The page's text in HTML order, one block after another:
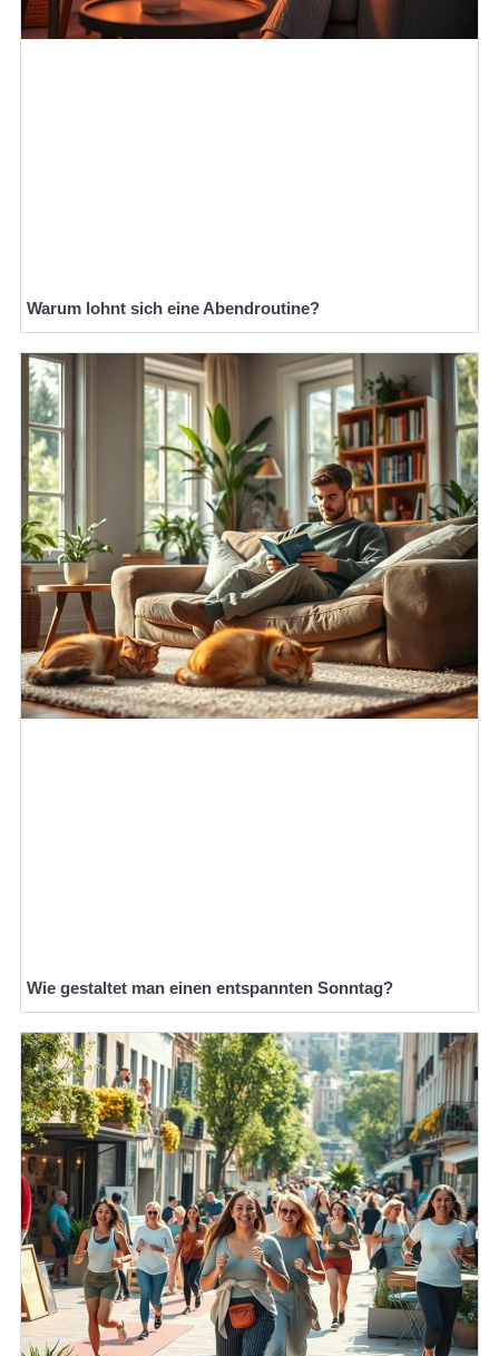
Warum lohnt sich eine Abendroutine?
Wie gestaltet man einen entspannten Sonntag?